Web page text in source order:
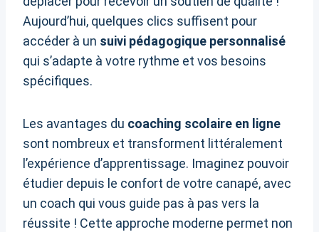
Aujourd’hui, quelques clics suffisent pour
accéder à un suivi pédagogique personnalisé
qui s’adapte à votre rythme et vos besoins
spécifiques.
Les avantages du coaching scolaire en ligne
sont nombreux et transforment littéralement
l’expérience d’apprentissage. Imaginez pouvoir
étudier depuis le confort de votre canapé, avec
un coach qui vous guide pas à pas vers la
réussite ! Cette approche moderne permet non